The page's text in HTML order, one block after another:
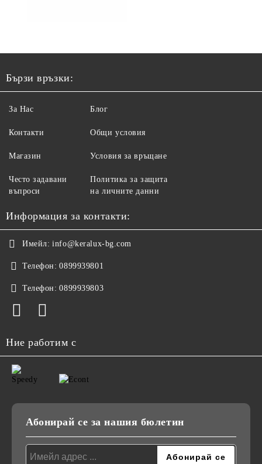
Бързи връзки:
За Нас
Контакти
Магазин
Често задавани
въпроси
Блог
Общи условия
Условия за връщане
Политика за защита
на личните данни
Информация за контакти:
Имейл: info@keralux-bg.com
Телефон: 0899939801
Телефон: 0899939803
Ние работим с
Абонирай се за нашия бюлетин